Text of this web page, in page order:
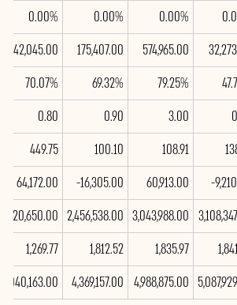
0.00%
0.00%
0.00%
574,965.00
175,407.00
142,045.00
79.25%
69.32%
70.07%
3.00
0.90
0.80
108.91
100.10
449.75
-
60,913.00
-16,305.00
64,172.00
3,043,988.00
2,456,538.00
2,320,650.00
1,835.97
1,812.52
1,269.77
4,988,875.00
4,369,157.00
4,040,163.00